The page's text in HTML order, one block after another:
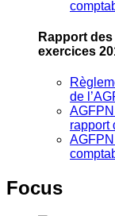
Rapport
exercices
de
rapport
Focus